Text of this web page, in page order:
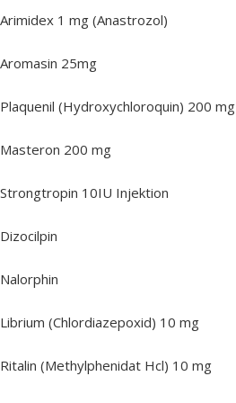
Arimidex 1 mg (Anastrozol)
Aromasin 25mg
Plaquenil (Hydroxychloroquin) 200 mg
Masteron 200 mg
Strongtropin 10IU Injektion
Dizocilpin
Nalorphin
Librium (Chlordiazepoxid) 10 mg
Ritalin (Methylphenidat Hcl) 10 mg